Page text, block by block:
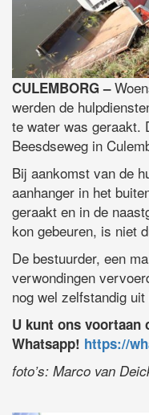
CULEMBORG –
werden de
te water was geraakt.
Beesdseweg in
Bij aankomst van de
aanhanger in het
geraakt en in de
kon gebeuren, is niet
De bestuurder, een
verwondingen
nog wel zelfstandig
U kunt ons voortaan
Whatsapp! https://
foto’s: Marco van